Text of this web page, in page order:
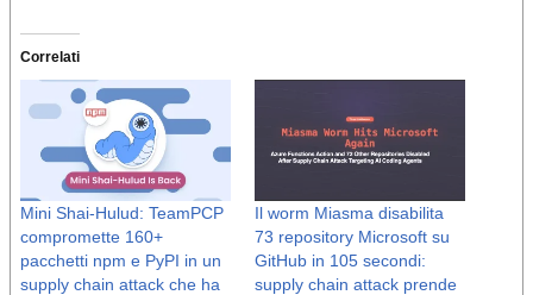
Correlati
Mini Shai-Hulud: TeamPCP
compromette 160+
pacchetti npm e PyPI in un
supply chain attack che ha
Il worm Miasma disabilita
73 repository Microsoft su
GitHub in 105 secondi:
supply chain attack prende